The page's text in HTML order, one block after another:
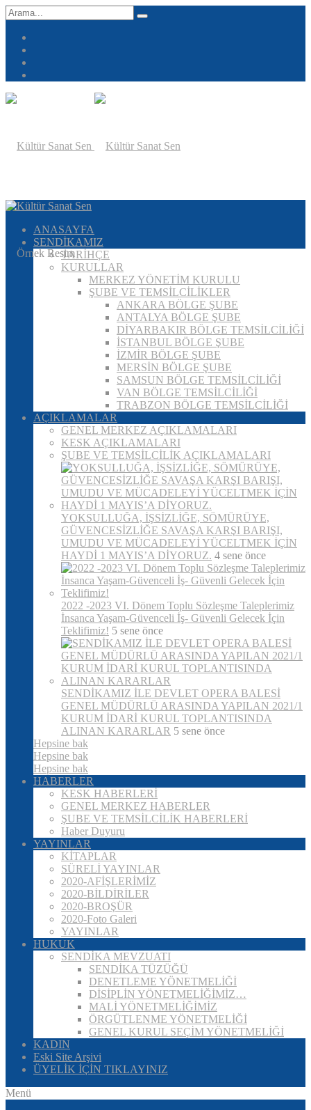
ANASAYFA
SENDİKAMIZ
TARİHÇE
KURULLAR
MERKEZ YÖNETİM KURULU
ŞUBE VE TEMSİLCİLİKLER
ANKARA BÖLGE ŞUBE
ANTALYA BÖLGE ŞUBE
DİYARBAKIR BÖLGE TEMSİLCİLİĞİ
İSTANBUL BÖLGE ŞUBE
İZMİR BÖLGE ŞUBE
MERSİN BÖLGE ŞUBE
SAMSUN BÖLGE TEMSİLCİLİĞİ
VAN BÖLGE TEMSİLCİLİĞİ
TRABZON BÖLGE TEMSİLCİLİĞİ
AÇIKLAMALAR
GENEL MERKEZ AÇIKLAMALARI
KESK AÇIKLAMALARI
ŞUBE VE TEMSİLCİLİK AÇIKLAMALARI
YOKSULLUĞA, İŞSİZLİĞE, SÖMÜRÜYE,
GÜVENCESİZLİĞE SAVAŞA KARŞI BARIŞI,
UMUDU VE MÜCADELEYİ YÜCELTMEK İÇİN
HAYDİ 1 MAYIS’A DİYORUZ. 4 sene önce
2022 -2023 VI. Dönem Toplu Sözleşme Taleplerimiz
İnsanca Yaşam-Güvenceli İş- Güvenli Gelecek İçin
Teklifimiz! 5 sene önce
SENDİKAMIZ İLE DEVLET OPERA BALESİ
GENEL MÜDÜRLÜ ARASINDA YAPILAN 2021/1
KURUM İDARİ KURUL TOPLANTISINDA
ALINAN KARARLAR 5 sene önce
Hepsine bak
Hepsine bak
Hepsine bak
HABERLER
KESK HABERLERİ
GENEL MERKEZ HABERLER
ŞUBE VE TEMSİLCİLİK HABERLERİ
Haber Duyuru
YAYINLAR
KİTAPLAR
SÜRELİ YAYINLAR
2020-AFİŞLERİMİZ
2020-BİLDİRİLER
2020-BROŞÜR
2020-Foto Galeri
YAYINLAR
HUKUK
SENDİKA MEVZUATI
SENDİKA TÜZÜĞÜ
DENETLEME YÖNETMELİĞİ
DİSİPLİN YÖNETMELİĞİMİZ…
MALİ YÖNETMELİĞİMİZ
ÖRGÜTLENME YÖNETMELİĞİ
GENEL KURUL SEÇİM YÖNETMELİĞİ
KADIN
Eski Site Arşivi
ÜYELİK İÇİN TIKLAYINIZ
Menü